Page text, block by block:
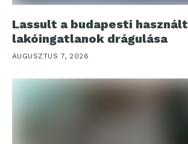
Lassult a budapesti használt
lakóingatlanok drágulása
AUGUSZTUS 7, 2026